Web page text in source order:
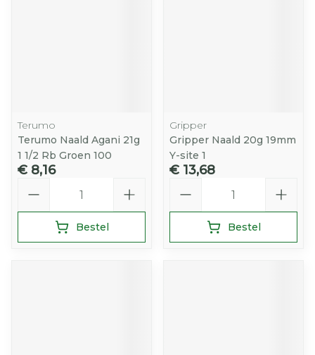
Terumo
Terumo Naald Agani 21g
1 1/2 Rb Groen 100
€ 8,16
Bestel
Gripper
Gripper Naald 20g 19mm
Y-site 1
€ 13,68
Bestel